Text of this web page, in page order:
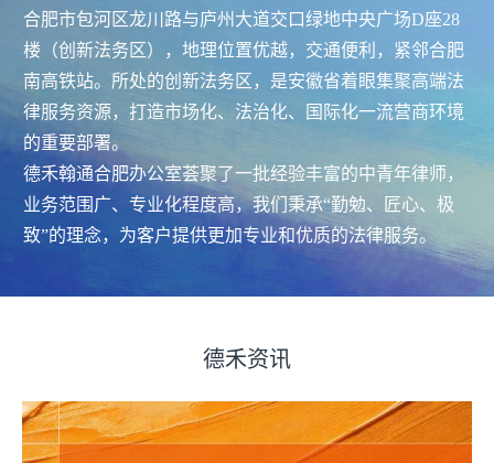
合肥市包河区龙川路与庐州大道交口绿地中央广场D座28
楼（创新法务区），地理位置优越，交通便利，紧邻合肥
南高铁站。所处的创新法务区，是安徽省着眼集聚高端法
律服务资源，打造市场化、法治化、国际化一流营商环境
的重要部署。
德禾翰通合肥办公室荟聚了一批经验丰富的中青年律师，
业务范围广、专业化程度高，我们秉承“勤勉、匠心、极
致”的理念，为客户提供更加专业和优质的法律服务。
德禾资讯